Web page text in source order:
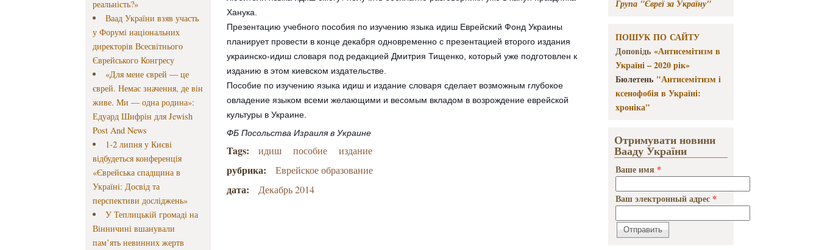
реальність?»
Ваад України взяв участь
у Форумі національних
директорів Всесвітнього
Єврейського Конгресу
«Для мене єврей — це
єврей. Немає значення, де він
живе. Ми — одна родина»:
Едуард Шифрін для Jewish
Post And News
1-2 липня у Києві
відбудеться конференція
«Єврейська спадщина в
Україні: Досвід та
перспективи досліджень»
У Теплицькій громаді на
Вінничині вшанували
пам’ять невинних жертв
Ханука.
Презентацию учебного пособия по изучению языка идиш Еврейский Фонд Украины
планирует провести в конце декабря одновременно с презентацией второго издания
украинско-идиш словаря под редакцией Дмитрия Тищенко, который уже подготовлен к
изданию в этом киевском издательстве.
Пособие по изучению языка идиш и издание словаря сделает возможным глубокое
овладение языком всеми желающими и весомым вкладом в возрождение еврейской
культуры в Украине.
ФБ Посольства Израиля в Украине
Tags: идиш пособие издание
рубрика: Еврейское образование
дата: Декабрь 2014
Група "Євреї за Україну"
ПОШУК ПО САЙТУ
Доповідь «Антисемітизм в
Україні – 2020 рік»
Бюлетень "Антисемітизм і
ксенофобія в Україні:
хроніка"
Отримувати новини
Вааду України
Ваше имя *
Ваш электронный адрес *